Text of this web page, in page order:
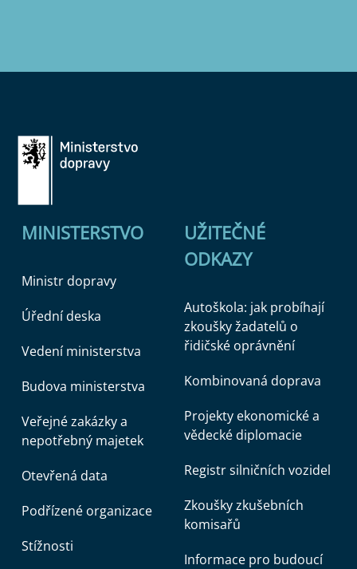
MINISTERSTVO
Ministr dopravy
Úřední deska
Vedení ministerstva
Budova ministerstva
Veřejné zakázky a
nepotřebný majetek
Otevřená data
Podřízené organizace
Stížnosti
UŽITEČNÉ
ODKAZY
Autoškola: jak probíhají
zkoušky žadatelů o
řidičské oprávnění
Kombinovaná doprava
Projekty ekonomické a
vědecké diplomacie
Registr silničních vozidel
Zkoušky zkušebních
komisařů
Informace pro budoucí